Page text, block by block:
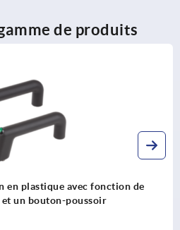
de produits
avec fonction de
poussoir